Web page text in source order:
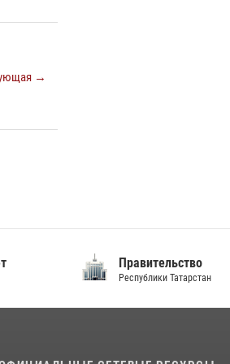
→
Правительство
Республики Татарстан